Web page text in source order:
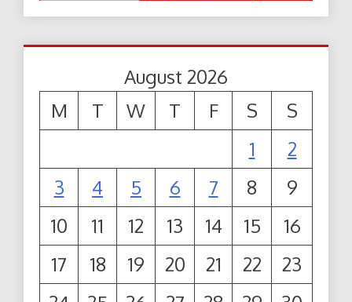
August 2026
M
T W T F S
S
1
2
3
4 5 6 7 8
9
10
11 12 13 14 15
16
17
18 19 20 21 22
23